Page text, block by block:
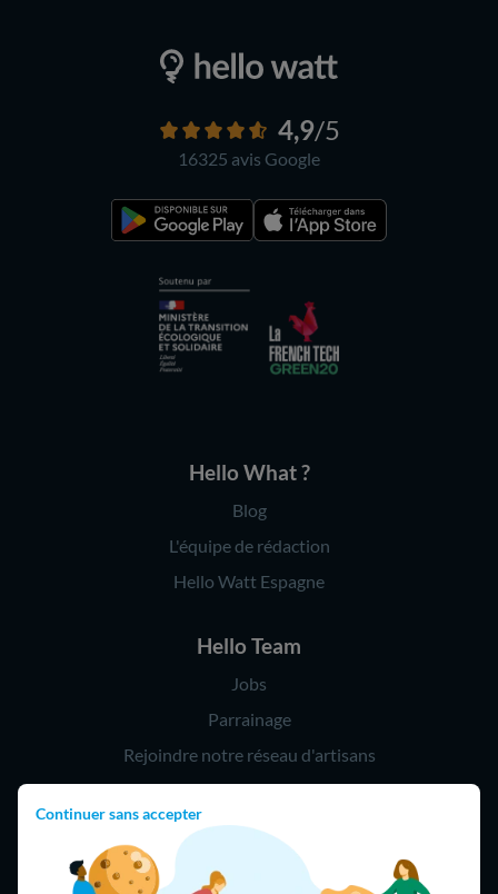
Continuer sans accepter
4,9/5
16325 avis Google
Hello What ?
Blog
L'équipe de rédaction
Hello Watt Espagne
Hello Team
Jobs
Parrainage
Rejoindre notre réseau d'artisans
Hello !
09 75 18 60 60
(8h-21h)